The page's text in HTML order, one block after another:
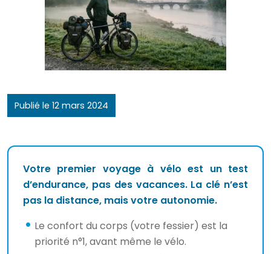
Publié le 12 mars 2024
Votre premier voyage à vélo est un test
d’endurance, pas des vacances. La clé n’est
pas la distance, mais votre autonomie.
Le confort du corps (votre fessier) est la
priorité n°1, avant même le vélo.